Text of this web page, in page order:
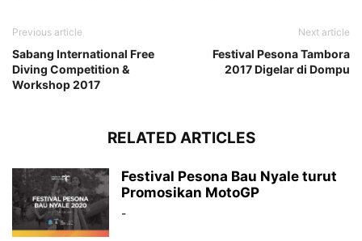
Previous article
Sabang International Free
Diving Competition &
Workshop 2017
Next article
Festival Pesona Tambora
2017 Digelar di Dompu
RELATED ARTICLES
Festival Pesona Bau Nyale turut
Promosikan MotoGP
-